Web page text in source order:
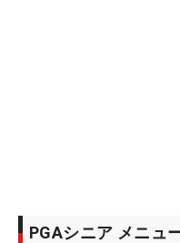
PGAシニア メニュ